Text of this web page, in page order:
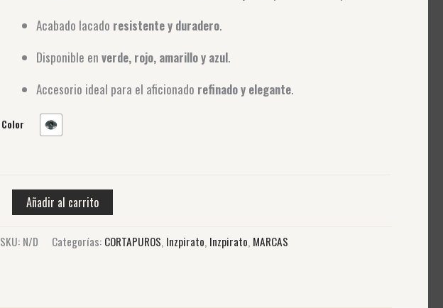
Acabado lacado resistente y duradero.
Disponible en verde, rojo, amarillo y azul.
Accesorio ideal para el aficionado refinado y elegante.
Color
Añadir al carrito
SKU: N/D Categorías: CORTAPUROS, Inzpirato, Inzpirato, MARCAS